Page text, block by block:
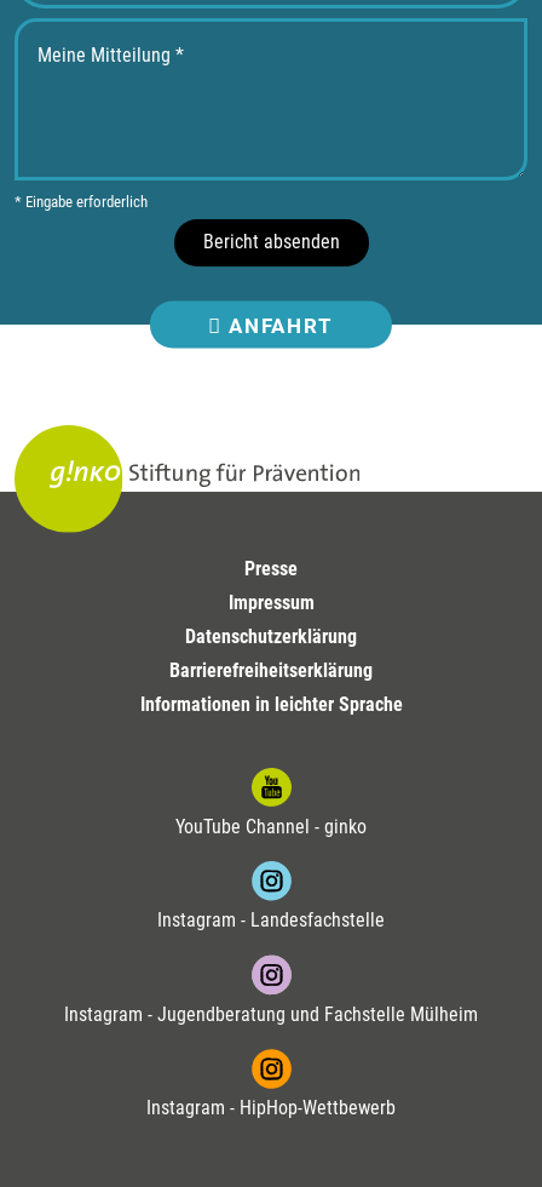
* Eingabe erforderlich
Bericht absenden
ANFAHRT
Presse
Impressum
Datenschutzerklärung
Barrierefreiheitserklärung
Informationen in leichter Sprache
YouTube Channel - ginko
Instagram - Landesfachstelle
Instagram - Jugendberatung und Fachstelle Mülheim
Instagram - HipHop-Wettbewerb